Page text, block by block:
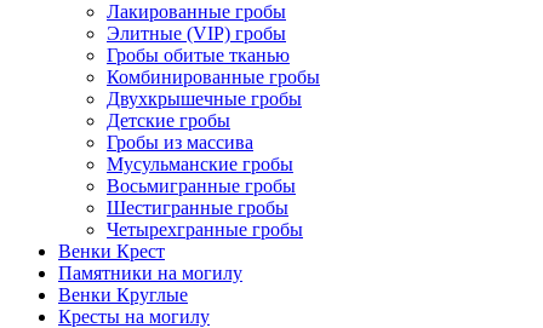
Лакированные гробы
Элитные (VIP) гробы
Гробы обитые тканью
Комбинированные гробы
Двухкрышечные гробы
Детские гробы
Гробы из массива
Мусульманские гробы
Восьмигранные гробы
Шестигранные гробы
Четырехгранные гробы
Венки Крест
Памятники на могилу
Венки Круглые
Кресты на могилу